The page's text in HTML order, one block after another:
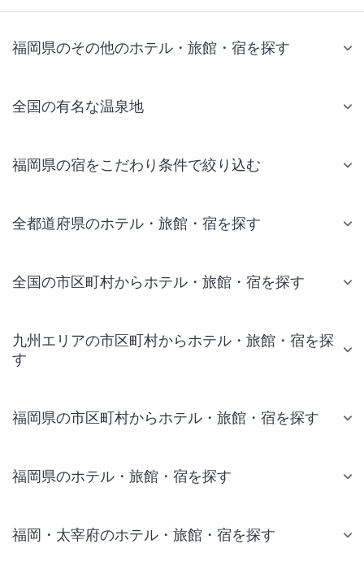
福岡県のその他のホテル・旅館・宿を探す
全国の有名な温泉地
福岡県の宿をこだわり条件で絞り込む
全都道府県のホテル・旅館・宿を探す
全国の市区町村からホテル・旅館・宿を探す
九州エリアの市区町村からホテル・旅館・宿を探
す
福岡県の市区町村からホテル・旅館・宿を探す
福岡県のホテル・旅館・宿を探す
福岡・太宰府のホテル・旅館・宿を探す